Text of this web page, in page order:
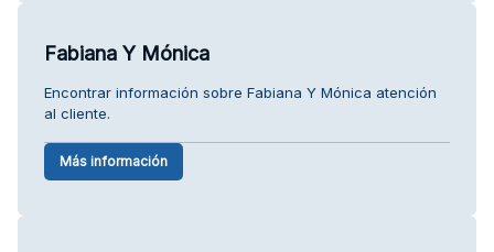
Fabiana Y Mónica
Encontrar información sobre Fabiana Y Mónica atención
al cliente.
Más información